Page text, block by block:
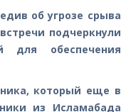
об угрозе срыва
подчеркнули
для обеспечения
который еще в
из Исламабада